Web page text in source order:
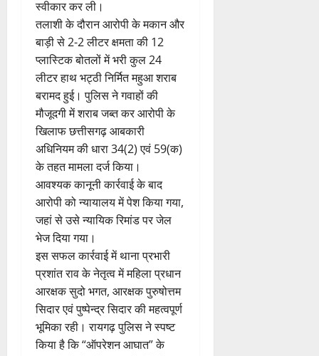
स्वीकार कर ली।
तलाशी के दौरान आरोपी के मकान और
बाड़ी से 2-2 लीटर क्षमता की 12
प्लास्टिक बोतलों में भरी कुल 24
लीटर हाथ भट्ठी निर्मित महुआ शराब
बरामद हुई। पुलिस ने गवाहों की
मौजूदगी में शराब जब्त कर आरोपी के
खिलाफ छत्तीसगढ़ आबकारी
अधिनियम की धारा 34(2) एवं 59(क)
के तहत मामला दर्ज किया।
आवश्यक कानूनी कार्रवाई के बाद
आरोपी को न्यायालय में पेश किया गया,
जहां से उसे न्यायिक रिमांड पर जेल
भेज दिया गया।
इस सफल कार्रवाई में थाना प्रभारी
प्रशांत राव के नेतृत्व में महिला प्रधान
आरक्षक सुदो भगत, आरक्षक पुरुषोत्तम
सिदार एवं पुष्पेन्द्र सिदार की महत्वपूर्ण
भूमिका रही। रायगढ़ पुलिस ने स्पष्ट
किया है कि “ऑपरेशन आघात” के